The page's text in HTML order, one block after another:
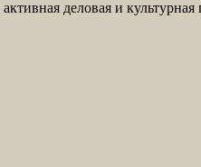
деловая и культурная